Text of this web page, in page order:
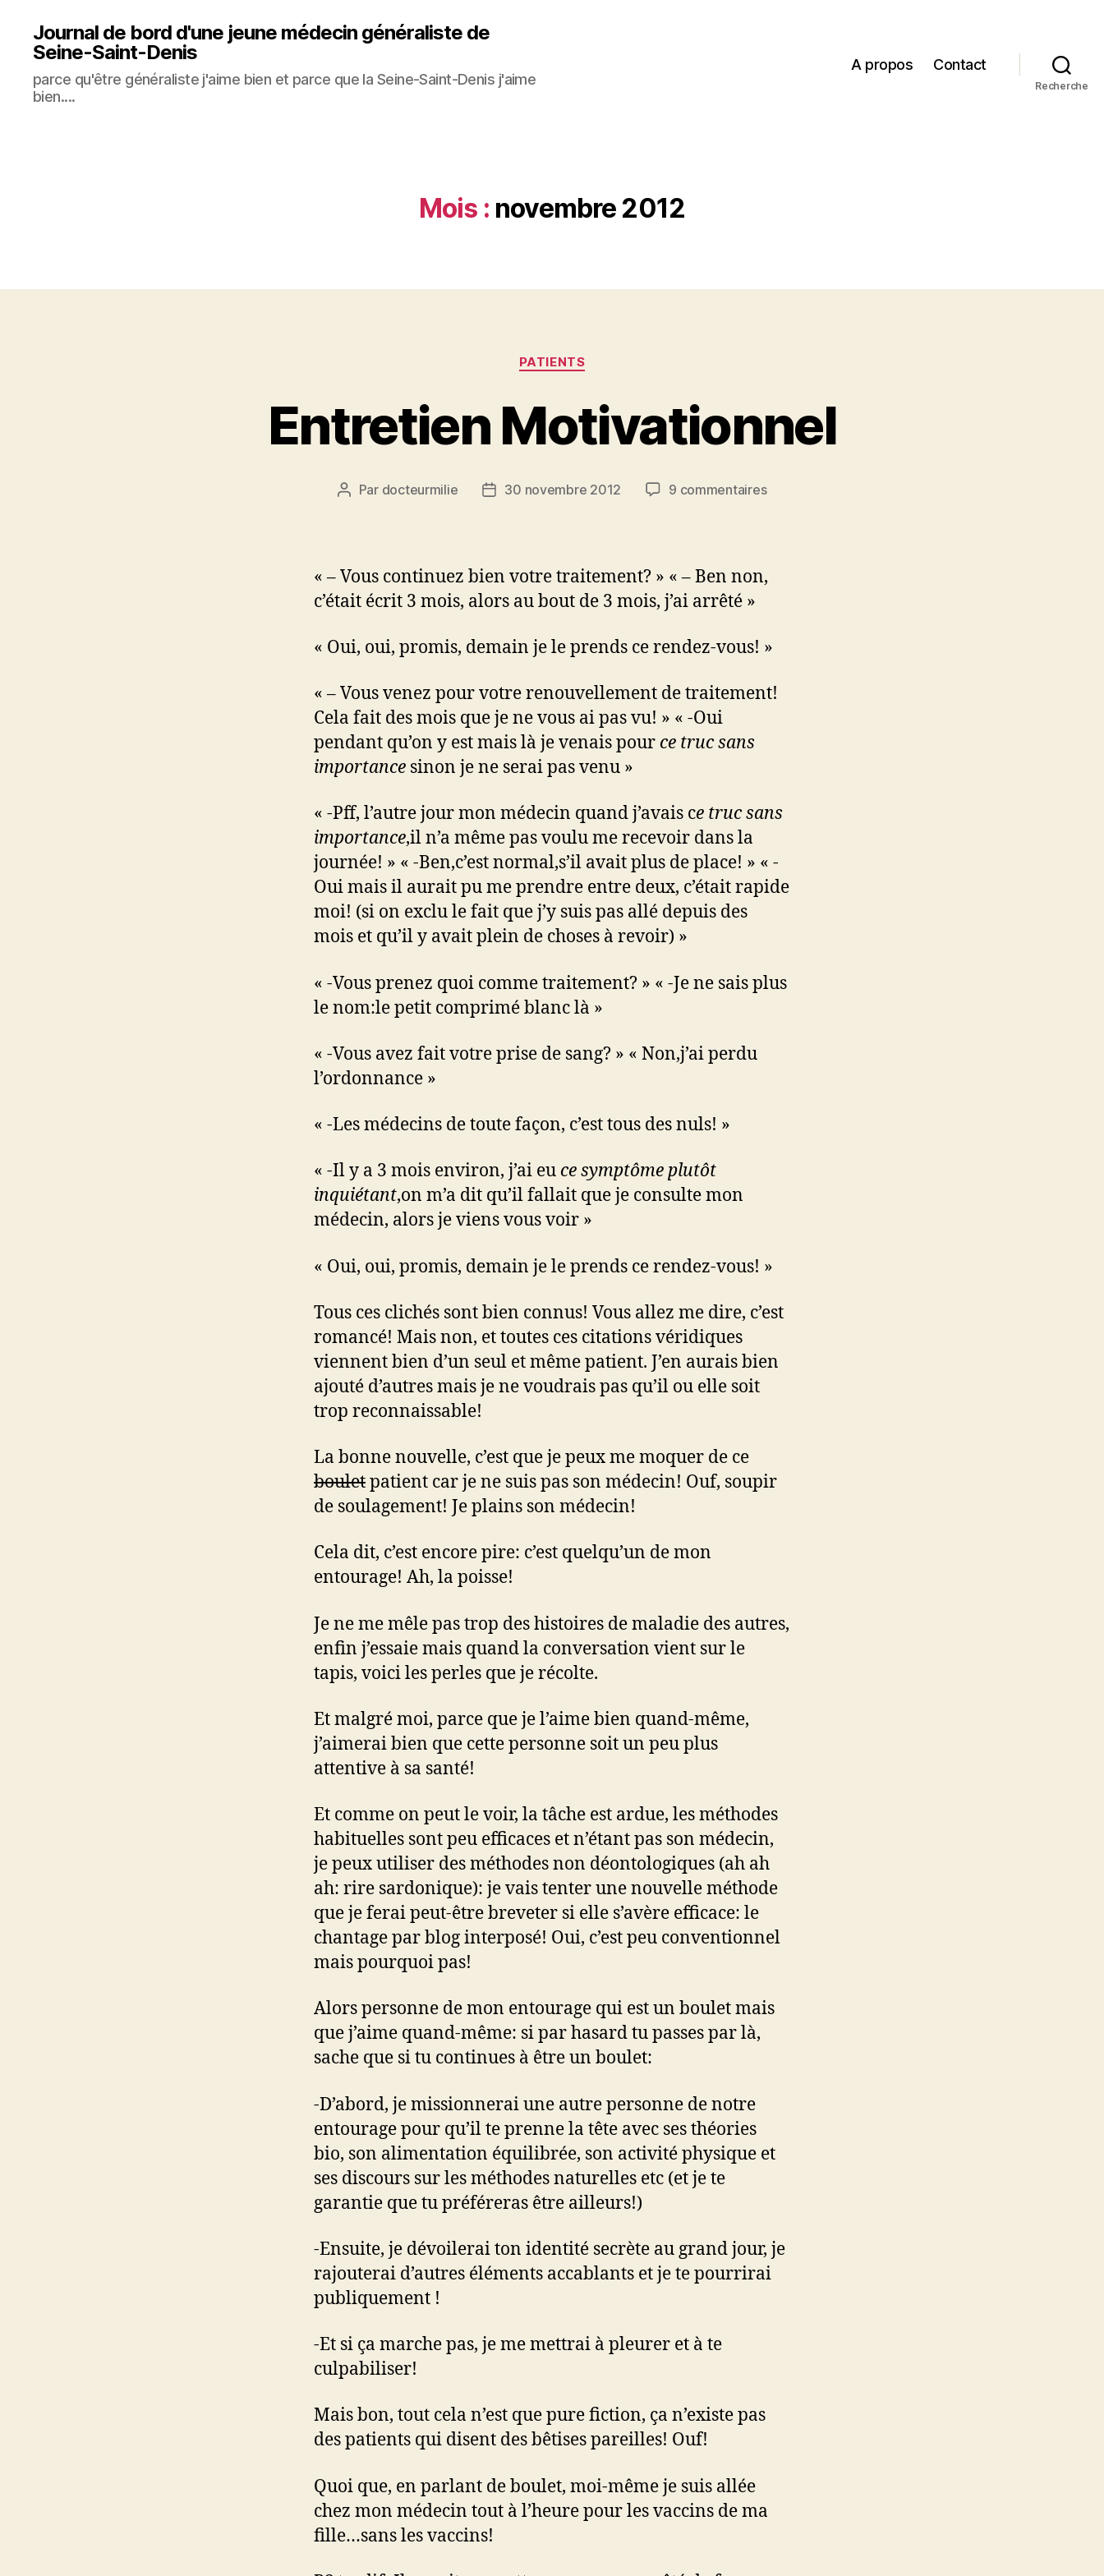
Journal de bord d'une jeune médecin généraliste de
Seine-Saint-Denis
parce qu'être généraliste j'aime bien et parce que la Seine-Saint-Denis j'aime
bien....
A propos Contact
Recherche
Mois : novembre 2012
Catégories
PATIENTS
Entretien Motivationnel
Auteur
Par docteurmilie
Date30 novembre 2012 9 commentairessur
« – Vous continuez bien votre traitement? » « – Ben non,
c’était écrit 3 mois, alors au bout de 3 mois, j’ai arrêté »
« Oui, oui, promis, demain je le prends ce rendez-vous! »
« – Vous venez pour votre renouvellement de traitement!
Cela fait des mois que je ne vous ai pas vu! » « -Oui
pendant qu’on y est mais là je venais pour ce truc sans
importance sinon je ne serai pas venu »
« -Pff, l’autre jour mon médecin quand j’avais ce truc sans
importance,il n’a même pas voulu me recevoir dans la
journée! » « -Ben,c’est normal,s’il avait plus de place! » « -
Oui mais il aurait pu me prendre entre deux, c’était rapide
moi! (si on exclu le fait que j’y suis pas allé depuis des
mois et qu’il y avait plein de choses à revoir) »
« -Vous prenez quoi comme traitement? » « -Je ne sais plus
le nom:le petit comprimé blanc là »
« -Vous avez fait votre prise de sang? » « Non,j’ai perdu
l’ordonnance »
« -Les médecins de toute façon, c’est tous des nuls! »
« -Il y a 3 mois environ, j’ai eu ce symptôme plutôt
inquiétant,on m’a dit qu’il fallait que je consulte mon
médecin, alors je viens vous voir »
« Oui, oui, promis, demain je le prends ce rendez-vous! »
Tous ces clichés sont bien connus! Vous allez me dire, c’est
romancé! Mais non, et toutes ces citations véridiques
viennent bien d’un seul et même patient. J’en aurais bien
ajouté d’autres mais je ne voudrais pas qu’il ou elle soit
trop reconnaissable!
La bonne nouvelle, c’est que je peux me moquer de ce
bouletpatient car je ne suis pas son médecin! Ouf, soupir
de soulagement! Je plains son médecin!
Cela dit, c’est encore pire: c’est quelqu’un de mon
entourage! Ah, la poisse!
Je ne me mêle pas trop des histoires de maladie des autres,
enfin j’essaie mais quand la conversation vient sur le
tapis, voici les perles que je récolte.
Et malgré moi, parce que je l’aime bien quand-même,
j’aimerai bien que cette personne soit un peu plus
attentive à sa santé!
Et comme on peut le voir, la tâche est ardue, les méthodes
habituelles sont peu efficaces et n’étant pas son médecin,
je peux utiliser des méthodes non déontologiques (ah ah
ah: rire sardonique): je vais tenter une nouvelle méthode
que je ferai peut-être breveter si elle s’avère efficace: le
chantage par blog interposé! Oui, c’est peu conventionnel
mais pourquoi pas!
Alors personne de mon entourage qui est un boulet mais
que j’aime quand-même: si par hasard tu passes par là,
sache que si tu continues à être un boulet:
-D’abord, je missionnerai une autre personne de notre
entourage pour qu’il te prenne la tête avec ses théories
bio, son alimentation équilibrée, son activité physique et
ses discours sur les méthodes naturelles etc (et je te
garantie que tu préféreras être ailleurs!)
-Ensuite, je dévoilerai ton identité secrète au grand jour, je
rajouterai d’autres éléments accablants et je te pourrirai
publiquement !
-Et si ça marche pas, je me mettrai à pleurer et à te
culpabiliser!
Mais bon, tout cela n’est que pure fiction, ça n’existe pas
des patients qui disent des bêtises pareilles! Ouf!
Quoi que, en parlant de boulet, moi-même je suis allée
chez mon médecin tout à l’heure pour les vaccins de ma
fille…sans les vaccins!